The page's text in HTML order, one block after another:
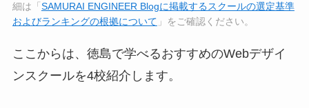
細は「 SAMURAI ENGINEER Blogに掲載するスクールの選定基準
およびランキングの根拠について 」をご確認ください。
ここからは、徳島で学べるおすすめのWebデザイ
ンスクールを4校紹介します。